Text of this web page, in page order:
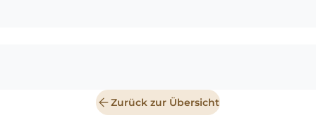
Zurück zur Übersicht